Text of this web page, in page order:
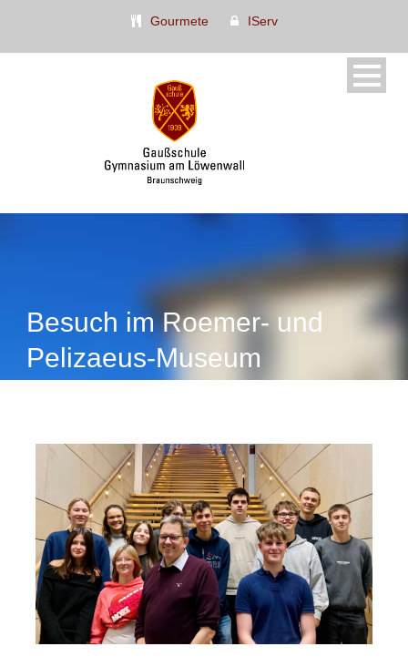
Gourmete IServ
Besuch im Roemer- und
Pelizaeus-Museum